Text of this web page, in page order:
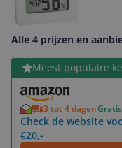
Alle 4 prijzen en
Meest populaire
3 tot 4 dagen
Check de website
€20,-
Bekijk product